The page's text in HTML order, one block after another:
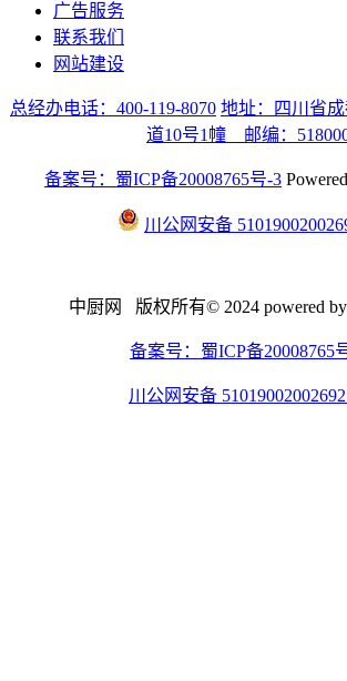
广告服务
联系我们
网站建设
总经办电话：400-119-8070 地址：四川省
道10号1幢 邮编：
备案号：蜀ICP备20008765号-3
川公网安备
中厨网 版权所有© 2024 powered
备案号：蜀ICP备20008765
川公网安备